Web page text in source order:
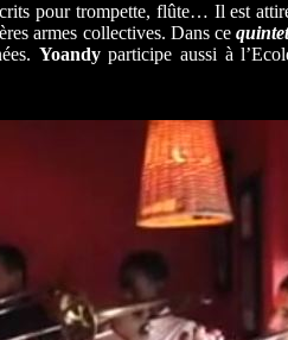
pour trompette, flûte… Il est
armes collectives. Dans ce
Yoandyparticipe aussi à